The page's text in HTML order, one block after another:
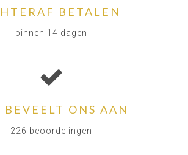
BETALEN
binnen 14 dagen
BEVEELT ONS AAN
226 beoordelingen